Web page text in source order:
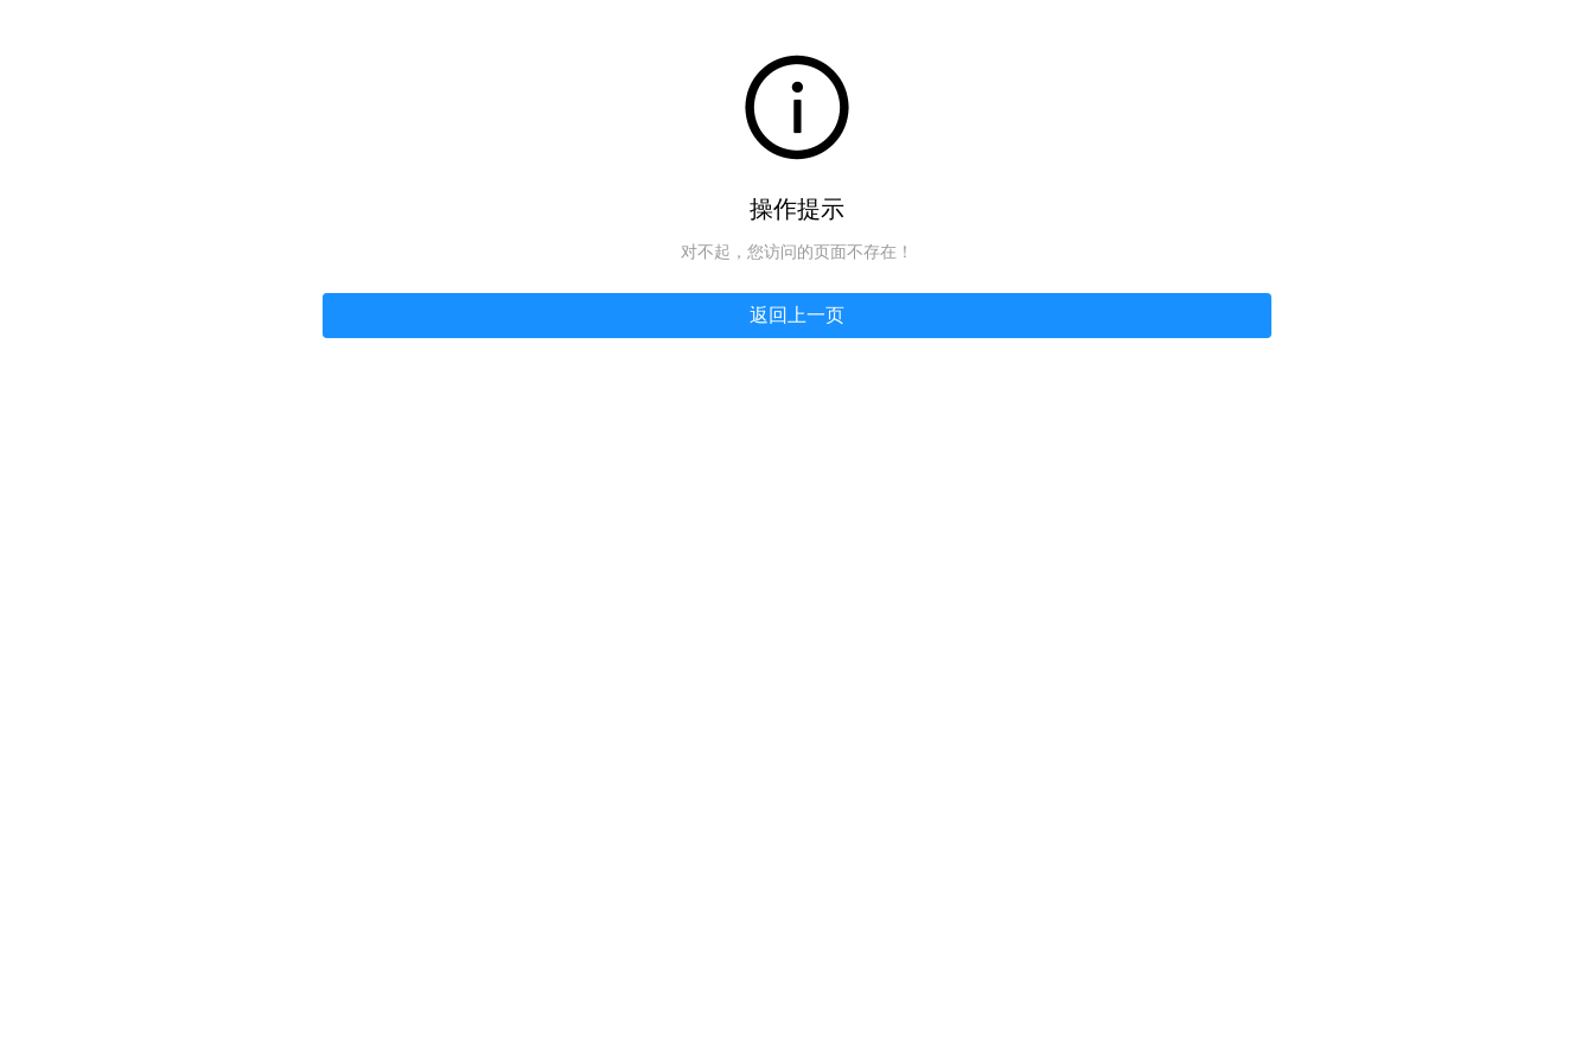
操作提示
对不起，您访问的页面不存在！
返回上一页